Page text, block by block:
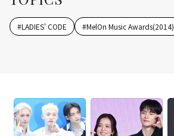
#LADIES' CODE #MelOn Music Awards(2014)